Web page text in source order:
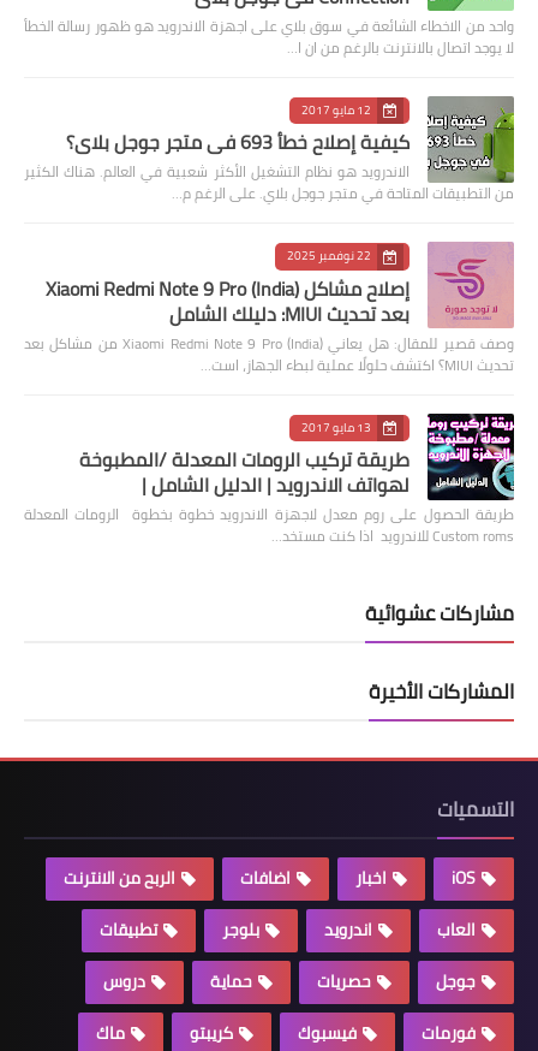
واحد من الاخطاء الشائعة في سوق بلاي على اجهزة الاندرويد هو ظهور رسالة الخطأ
لا يوجد اتصال بالانترنت بالرغم من ان ا…
12 مايو 2017
كيفية إصلاح خطأ 693 في متجر جوجل بلاي؟
الاندرويد هو نظام التشغيل الأكثر شعبية في العالم. هناك الكثير
من التطبيقات المتاحة في متجر جوجل بلاي. على الرغم م…
22 نوفمبر 2025
إصلاح مشاكل Xiaomi Redmi Note 9 Pro (India)
بعد تحديث MIUI: دليلك الشامل
وصف قصير للمقال: هل يعاني Xiaomi Redmi Note 9 Pro (India) من مشاكل بعد
تحديث MIUI؟ اكتشف حلولًا عملية لبطء الجهاز، است…
13 مايو 2017
طريقة تركيب الرومات المعدلة /المطبوخة
لهواتف الاندرويد | الدليل الشامل |
طريقة الحصول على روم معدل لاجهزة الاندرويد خطوة بخطوة الرومات المعدلة
Custom roms للاندرويد اذا كنت مستخد…
مشاركات عشوائية
المشاركات الأخيرة
التسميات
iOS اخبار اضافات
الربح من الانترنت
العاب
اندرويد بلوجر
تطبيقات
جوجل
حصريات حماية
دروس
فورمات
فيسبوك كريبتو
ماك